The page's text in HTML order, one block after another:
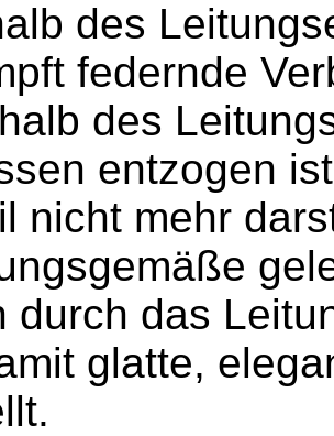
des
federnde
des
entzogen
nicht mehr
durch das
glatte,